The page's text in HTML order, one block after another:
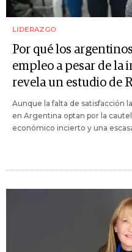
LIDERAZGO
Por qué los
empleo a pesar de la
revela un estudio de
Aunque la falta de satisfacción
en Argentina optan por la
económico incierto y una